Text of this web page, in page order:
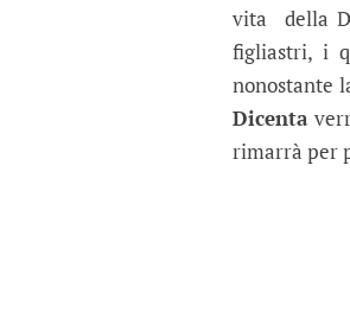
vita della
figliastri, i
nonostante
Dicenta
rimarrà per